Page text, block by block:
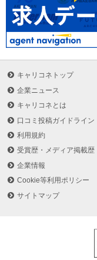
キャリコネトップ
企業ニュース
キャリコネとは
口コミ投稿ガイドライン
利用規約
受賞歴・メディア掲載歴
企業情報
Cookie等利用ポリシー
サイトマップ